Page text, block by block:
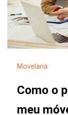
Movelaria
Como o
meu